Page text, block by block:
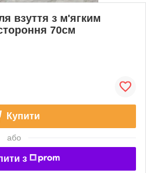
взуття з м'ягким
70см
Купити
або
з